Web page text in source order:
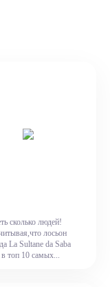
сколько людей!
лосьон
La Sultane da Saba
топ 10 самых...